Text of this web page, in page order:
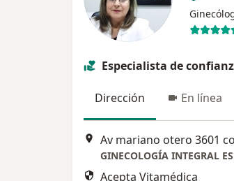
Especialista de
Dirección En línea
GINECOLOGÍA INTEGRAL
Acepta Vitamédica